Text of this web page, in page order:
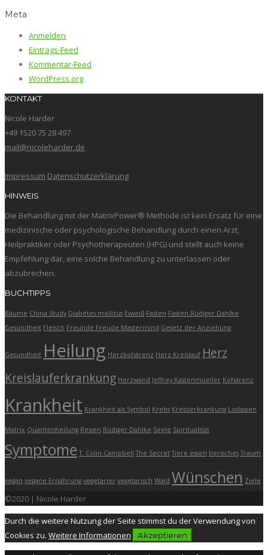
Meta
Anmelden
Eintrags-Feed
Kommentar-Feed
WordPress.org
KONTAKT
Nicole Harder
+49 1520 75 28 497
mail@nicoleharder.de
Impressum Datenschutzerklärung
HINWEIS
Die Behandlung mit der MatrixPower® Methode ist kein Ersatz für eine
medizinische oder psychologische Behandlung durch einen Arzt,
Heilpraktiker oder Psychotherapeuten (HPG) und stellt auch keine
Empfehlung dar, eine solche Behandlung zu unterlassen oder
abzubrechen.
BUCHTIPPS
Bäume China Study Diabetes mellitus Eiweiß Fasten Fasten Rüdiger Dahlke
Gesundheit Fleisch Freunde Freude Mastermind Gesetz der Anziehung
Gesundheit Heilung Herzkohärenz Herz Kreislauf Herz
Kreislauferkrankung Herzwand Jeffrey Kastenmueller Kohärenz
Krankheit Krankheit als Symbol Krebs Krebserkrankung Loslassen
Matrix Quantenheilung Reisen Rüdiger Dahlke Seele Spiritualität
Symptome T. Colin Campbell The Secret Tiere essen tierisches Traum
vegan vegane Ernährung vegetarier vegetarisch Wald Wünschen Ziele
©2020 | Nicole Harder
Durch die weitere Nutzung der Seite stimmst du der Verwendung von
Cookies zu. Weitere Informationen Akzeptieren